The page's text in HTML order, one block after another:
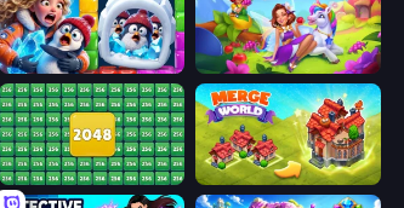
Captain Blast Fairyland Merge & Magic
2048 Merge Blocks Merge World